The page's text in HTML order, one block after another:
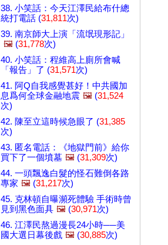
38. 小笑話：今天江澤民給布什總
統打電話 (31,811次)
39. 南京師大上演「流氓現形記」
🖼️ (31,778次)
40. 小笑話：程維高上廁所會喊
「報告」了 (31,571次)
41. 阿Q自我感覺甚好！中共國加
息爲何全球金融地震 🖼️ (31,524
次)
42. 陳至立這時候急眼了 (31,385
次)
43. 匿名電話：《地獄門前》給你
買下了一個墳墓 🖼️ (31,309次)
44. 一頭飄逸白髮的怪石難倒各路
專家 🖼️ (31,217次)
45. 克林頓自曝瀕死體驗 手術時曾
見到黑色面具 🖼️ (30,971次)
46. 江澤民熬過漫長24小時──美
國大選日幕後戲 🖼️ (30,885次)